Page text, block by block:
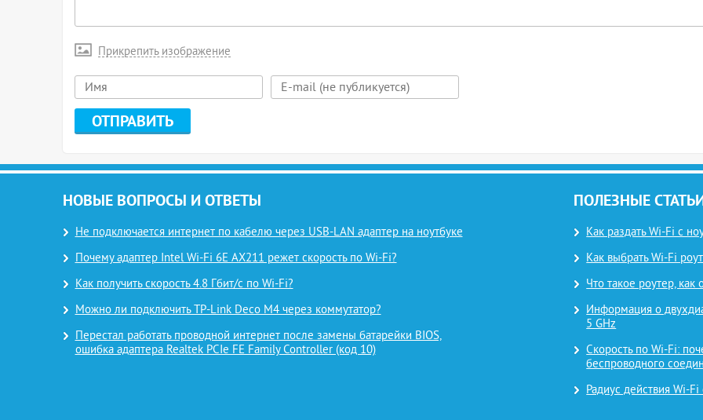
Прикрепить изображение
НОВЫЕ ВОПРОСЫ И ОТВЕТЫ
Не подключается интернет по кабелю через USB-LAN адаптер на ноутбуке
Почему адаптер Intel Wi-Fi 6E AX211 режет скорость по Wi-Fi?
Как получить скорость 4.8 Гбит/с по Wi-Fi?
Можно ли подключить TP-Link Deco M4 через коммутатор?
Перестал работать проводной интернет после замены батарейки BIOS,
ошибка адаптера Realtek PCIe FE Family Controller (код 10)
ПОЛЕЗНЫЕ
Как раздать Wi-Fi с
Как выбрать Wi-Fi
Что такое роутер, как
Информация о
5 GHz
Скорость по Wi-Fi:
беспроводного
Радиус действия Wi-